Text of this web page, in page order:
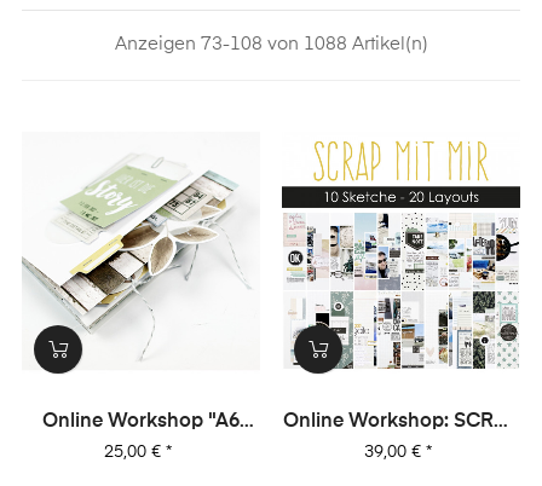
Anzeigen 73-108 von 1088 Artikel(n)
Online Workshop "A6
Leporello Minialbum"
Preis
25,00 € *
Online Workshop: SCRAP
MIT MIR - 10 Sketche, 20
Preis
39,00 € *